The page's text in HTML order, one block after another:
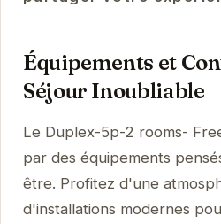
Équipements et
Séjour Inoubliable
Le Duplex-5p-2 rooms-
par des équipements
être. Profitez d'une
d'installations modernes